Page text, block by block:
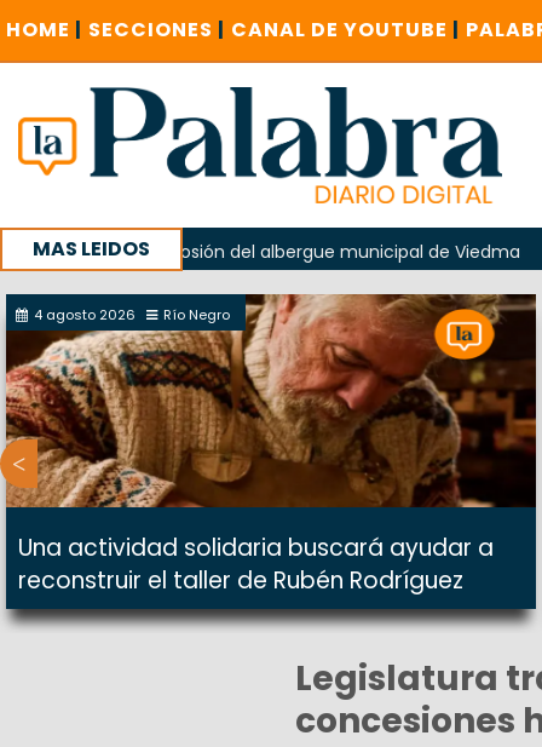
HOME | SECCIONES | CANAL DE YOUTUBE |
MAS LEIDOS
en la explosión del albergue municipal de Viedma La
con un encuentro provincial en Roca
4 agosto 2026 Río Negro
Una actividad solidaria buscará ayudar a
reconstruir el taller de Rubén Rodríguez
Legislatura
concesiones